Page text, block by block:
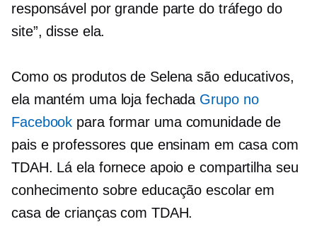
responsável por grande parte do tráfego do
site”, disse ela.
Como os produtos de Selena são educativos,
ela mantém uma loja fechada Grupo no
Facebook para formar uma comunidade de
pais e professores que ensinam em casa com
TDAH. Lá ela fornece apoio e compartilha seu
conhecimento sobre educação escolar em
casa de crianças com TDAH.